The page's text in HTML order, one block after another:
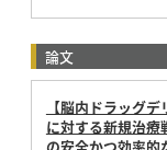
論文
【脳内ドラッグ
に対する新規治